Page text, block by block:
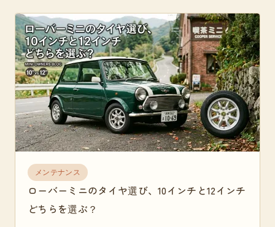
メンテナンス
ローバーミニのタイヤ選び、10インチと12インチ
どちらを選ぶ？